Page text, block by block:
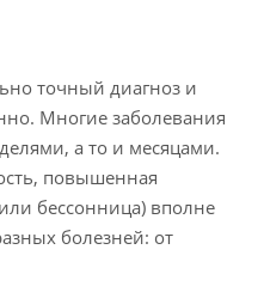
точный диагноз и
Многие заболевания
а то и месяцами.
повышенная
бессонница) вполне
болезней: от